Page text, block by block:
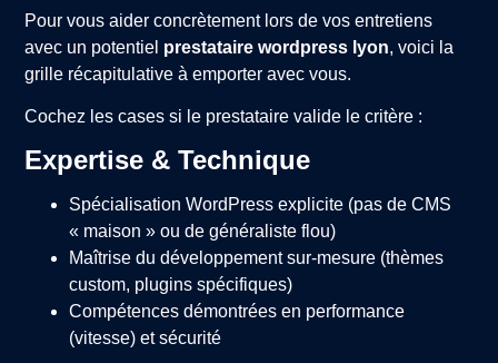
Pour vous aider concrètement lors de vos entretiens
avec un potentiel prestataire wordpress lyon, voici la
grille récapitulative à emporter avec vous.
Cochez les cases si le prestataire valide le critère :
Expertise & Technique
Spécialisation WordPress explicite (pas de CMS
« maison » ou de généraliste flou)
Maîtrise du développement sur-mesure (thèmes
custom, plugins spécifiques)
Compétences démontrées en performance
(vitesse) et sécurité